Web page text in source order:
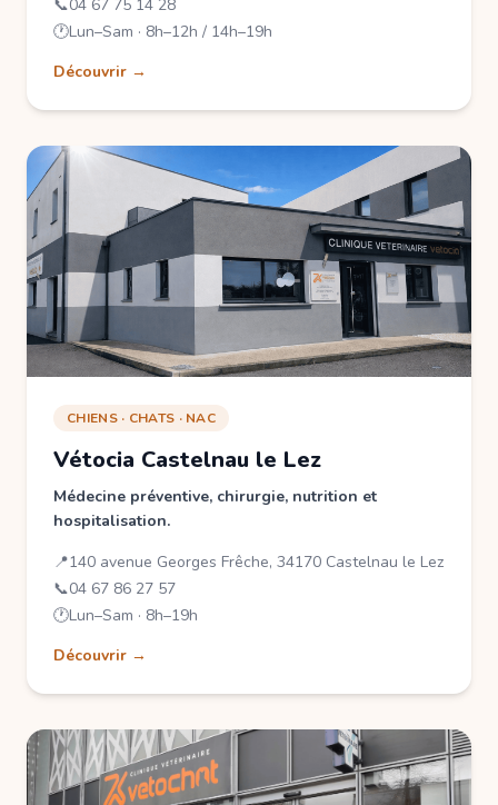
📞04 67 75 14 28
🕐Lun–Sam · 8h–12h / 14h–19h
Découvrir →
CHIENS · CHATS · NAC
Vétocia Castelnau le Lez
Médecine préventive, chirurgie, nutrition et
hospitalisation.
📍140 avenue Georges Frêche, 34170 Castelnau le Lez
📞04 67 86 27 57
🕐Lun–Sam · 8h–19h
Découvrir →